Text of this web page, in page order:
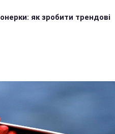
як зробити трендові